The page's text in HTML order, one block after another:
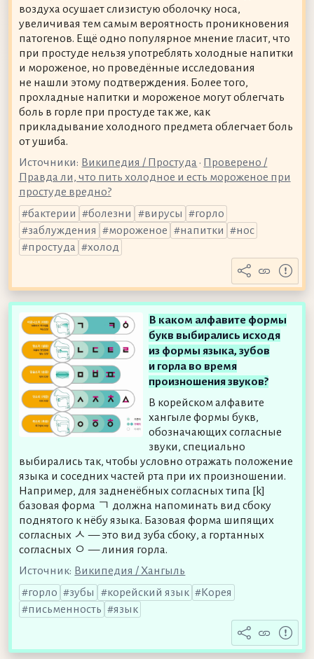
воздуха осушает слизистую оболочку носа,
увеличивая тем самым вероятность проникновения
патогенов. Ещё одно популярное мнение гласит, что
при простуде нельзя употреблять холодные напитки
и мороженое, но проведённые исследования
не нашли этому подтверждения. Более того,
прохладные напитки и мороженое могут облегчать
боль в горле при простуде так же, как
прикладывание холодного предмета облегчает боль
от ушиба.
Источники: Википедия / Простуда • Проверено /
Правда ли, что пить холодное и есть мороженое при
простуде вредно?
бактерии
болезни вирусы
горло
заблуждения
мороженое напитки
нос
простуда
холод
В каком алфавите формы
букв выбирались исходя
из формы языка, зубов
и горла во время
произношения звуков?
В корейском алфавите
хангыле формы букв,
обозначающих согласные
звуки, специально
выбирались так, чтобы условно отражать положение
языка и соседних частей рта при их произношении.
Например, для задненёбных согласных типа [k]
базовая форма ㄱ должна напоминать вид сбоку
поднятого к нёбу языка. Базовая форма шипящих
согласных ㅅ — это вид зуба сбоку, а гортанных
согласных ㅇ — линия горла.
Источник: Википедия / Хангыль
горло
зубы корейский язык
Корея
письменность
язык